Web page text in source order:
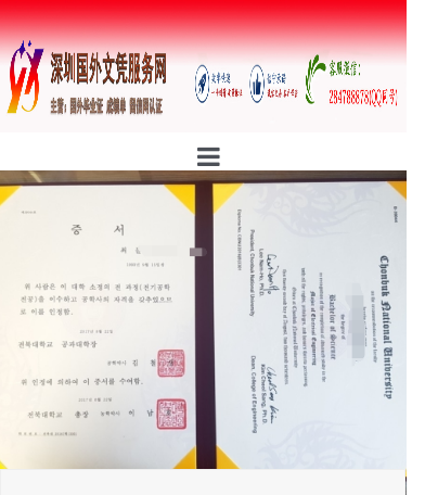
首页
公司简介
行业资讯
防伪案例
定制流程